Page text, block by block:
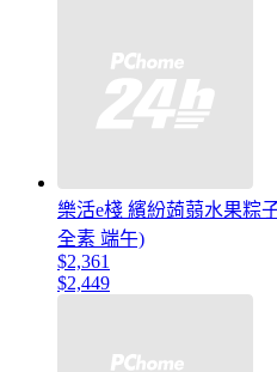
樂活e棧 繽紛蒟蒻水果粽
全素 端午)
$2,361
$2,449